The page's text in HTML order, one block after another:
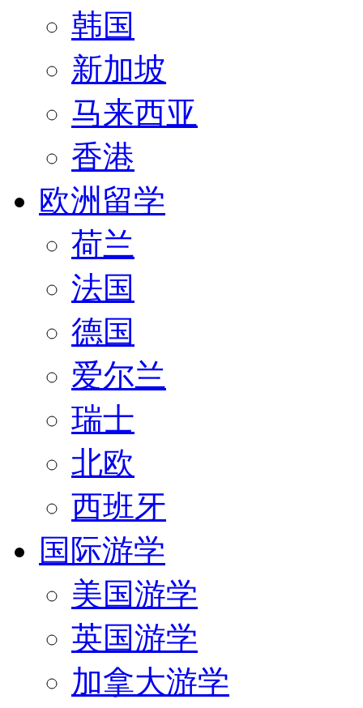
韩国
新加坡
马来西亚
香港
欧洲留学
荷兰
法国
德国
爱尔兰
瑞士
北欧
西班牙
国际游学
美国游学
英国游学
加拿大游学